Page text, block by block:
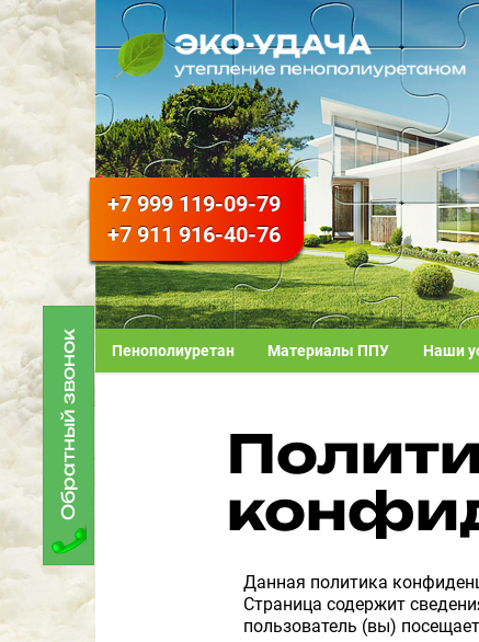
+7 999 119-09-79
+7 911 916-40-76
Обратный звонок Пенополиуретан Материалы ППУ Наши
Данная политика
Страница содержит
пользователь (вы)